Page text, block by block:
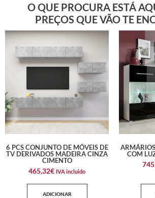
O QUE PROCURA ESTÁ
PREÇOS QUE VÃO TE
6 PCS CONJUNTO DE MÓVEIS DE
TV DERIVADOS MADEIRA CINZA
CIMENTO
465,32€ IVA incluido
ADICIONAR
COM